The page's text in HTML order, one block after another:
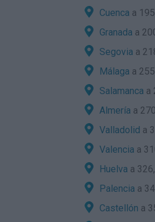
Cuenca a
Granada a
Segovia a
Málaga a
Salamanca a
Almería a
Valladolid a
Valencia a
Huelva a
Palencia a
Castellón a